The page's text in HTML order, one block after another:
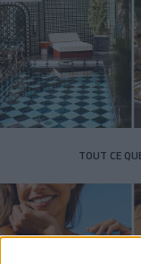
TOUT CE